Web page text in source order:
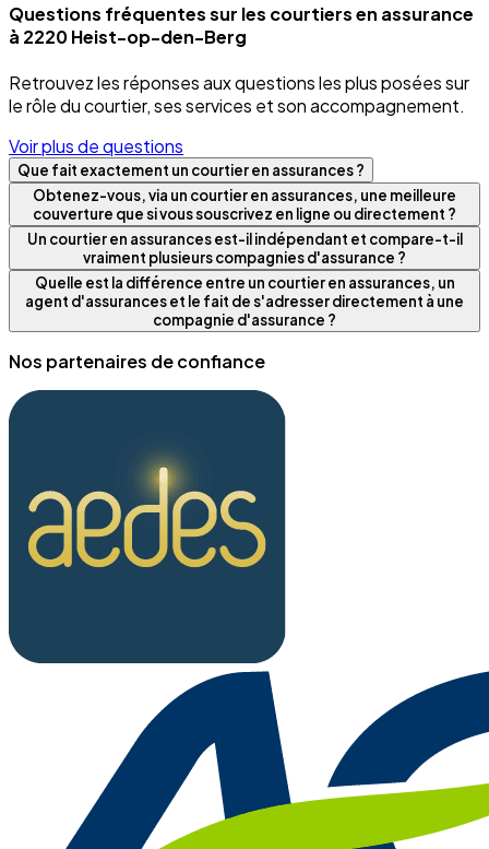
Questions fréquentes sur les courtiers en assurance
à 2220 Heist-op-den-Berg
Retrouvez les réponses aux questions les plus posées sur
le rôle du courtier, ses services et son accompagnement.
Voir plus de questions
Que fait exactement un courtier en assurances ?
Obtenez-vous, via un courtier en assurances, une meilleure
couverture que si vous souscrivez en ligne ou directement ?
Un courtier en assurances est-il indépendant et compare-t-il
vraiment plusieurs compagnies d'assurance ?
Quelle est la différence entre un courtier en assurances, un
agent d'assurances et le fait de s'adresser directement à une
compagnie d'assurance ?
Nos partenaires de confiance